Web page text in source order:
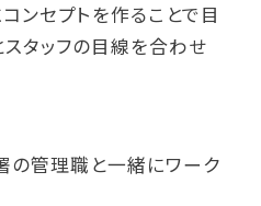
ンセプトを作ることで目
タッフの目線を合わせ
の管理職と一緒にワーク